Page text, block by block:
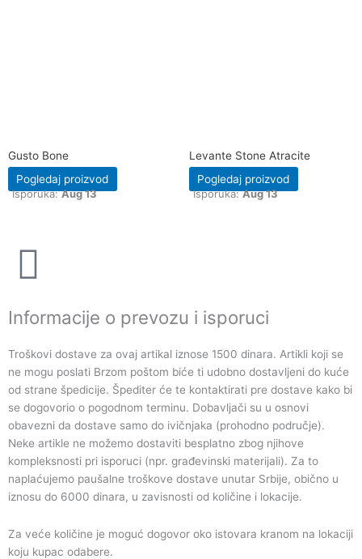
Gusto Bone
Pogledaj proizvod
Isporuka:Aug 13
Levante Stone Atracite
Pogledaj proizvod
Isporuka:Aug 13
Informacije o prevozu i isporuci
Troškovi dostave za ovaj artikal iznose 1500 dinara. Artikli koji se
ne mogu poslati Brzom poštom biće ti udobno dostavljeni do kuće
od strane špedicije. Špediter će te kontaktirati pre dostave kako bi
se dogovorio o pogodnom terminu. Dobavljači su u osnovi
obavezni da dostave samo do ivičnjaka (prohodno područje).
Neke artikle ne možemo dostaviti besplatno zbog njihove
kompleksnosti pri isporuci (npr. građevinski materijali). Za to
naplaćujemo paušalne troškove dostave unutar Srbije, obično u
iznosu do 6000 dinara, u zavisnosti od količine i lokacije.
Za veće količine je moguć dogovor oko istovara kranom na lokaciji
koju kupac odabere.